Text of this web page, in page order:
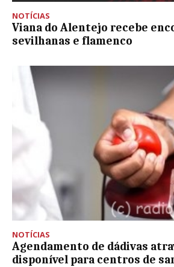
NOTÍCIAS
Viana do Alentejo recebe
sevilhanas e flamenco
NOTÍCIAS
Agendamento de dádivas
disponível para centros de